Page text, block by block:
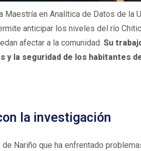
Maestría en Analítica de Datos de la
anticipar los niveles del río
afectar a la comunidad. Su
la seguridad de los habitantes
la investigación
Nariño que ha enfrentado